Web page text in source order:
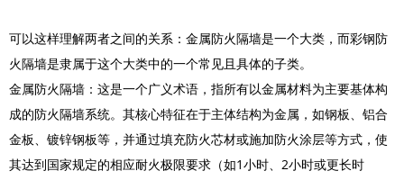
可以这样理解两者之间的关系：金属防火隔墙是一个大类，而彩钢防
火隔墙是隶属于这个大类中的一个常见且具体的子类。
金属防火隔墙：这是一个广义术语，指所有以金属材料为主要基体构
成的防火隔墙系统。其核心特征在于主体结构为金属，如钢板、铝合
金板、镀锌钢板等，并通过填充防火芯材或施加防火涂层等方式，使
其达到国家规定的相应耐火极限要求（如1小时、2小时或更长时